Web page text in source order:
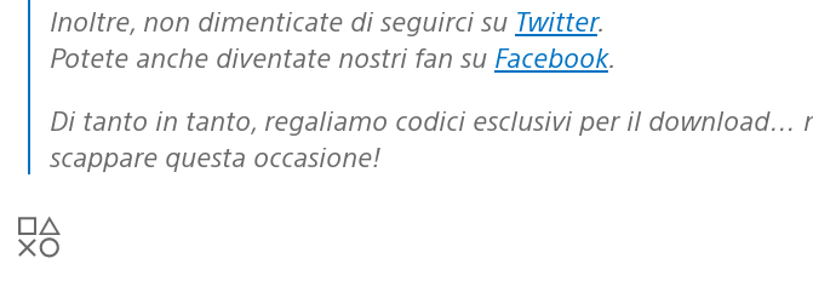
Inoltre, non dimenticate di seguirci su Twitter.
Potete anche diventate nostri fan su Facebook.
Di tanto in tanto, regaliamo codici esclusivi per il download… non lasciatevi
scappare questa occasione!